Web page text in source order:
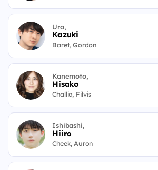
Ura,
Kazuki
Baret, Gordon
Kanemoto,
Hisako
Challia, Filvis
Ishibashi,
Hiiro
Cheek, Auron